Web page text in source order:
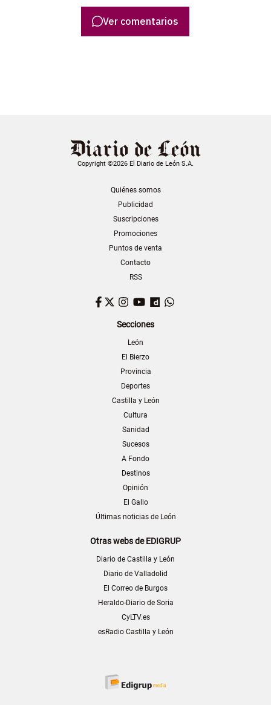
Ver comentarios
Copyright ©2026 El Diario de León S.A.
Quiénes somos
Publicidad
Suscripciones
Promociones
Puntos de venta
Contacto
RSS
Facebook
TwitterInstagram
YouTubeDailymotion
Secciones
León
El Bierzo
Provincia
Deportes
Castilla y León
Cultura
Sanidad
Sucesos
A Fondo
Destinos
Opinión
El Gallo
Últimas noticias de León
Otras webs de EDIGRUP
Diario de Castilla y León
Diario de Valladolid
El Correo de Burgos
Heraldo-Diario de Soria
CyLTV.es
esRadio Castilla y León